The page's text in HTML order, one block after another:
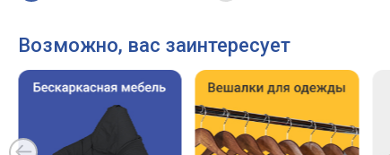
Возможно, вас заинтересует